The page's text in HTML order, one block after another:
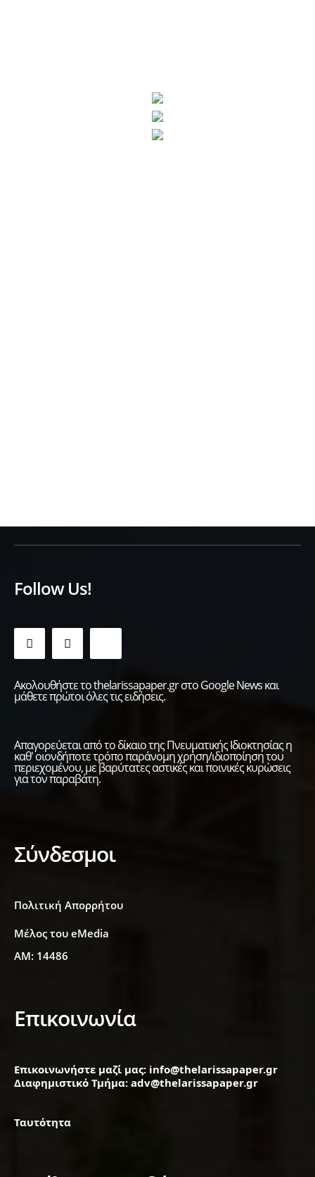
Follow Us!
Ακολουθήστε το thelarissapaper.gr στο Google News και
μάθετε πρώτοι όλες τις ειδήσεις.
Απαγορεύεται από το δίκαιο της Πνευματικής Ιδιοκτησίας η
καθ' οιονδήποτε τρόπο παράνομη χρήση/ιδιοποίηση του
περιεχομένου, με βαρύτατες αστικές και ποινικές κυρώσεις
για τον παραβάτη.
Σύνδεσμοι
Πολιτική Απορρήτου
Μέλος του eMedia
ΑΜ: 14486
Επικοινωνία
Επικοινωνήστε μαζί μας: info@thelarissapaper.gr
Διαφημιστικό Τμήμα: adv@thelarissapaper.gr
Ταυτότητα